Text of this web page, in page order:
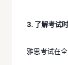
3. 了解考试
雅思考试在